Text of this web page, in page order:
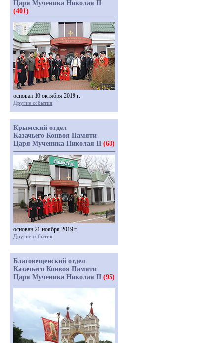
Царя Мученика Николая II
(401)
основан 10 октября 2019 г.
Другие события
Крымский отдел
Казачьего Конвоя Памяти
Царя Мученика Николая II (68)
основан 21 ноября 2019 г.
Другие события
Благовещенский отдел
Казачьего Конвоя Памяти
Царя Мученика Николая II (95)